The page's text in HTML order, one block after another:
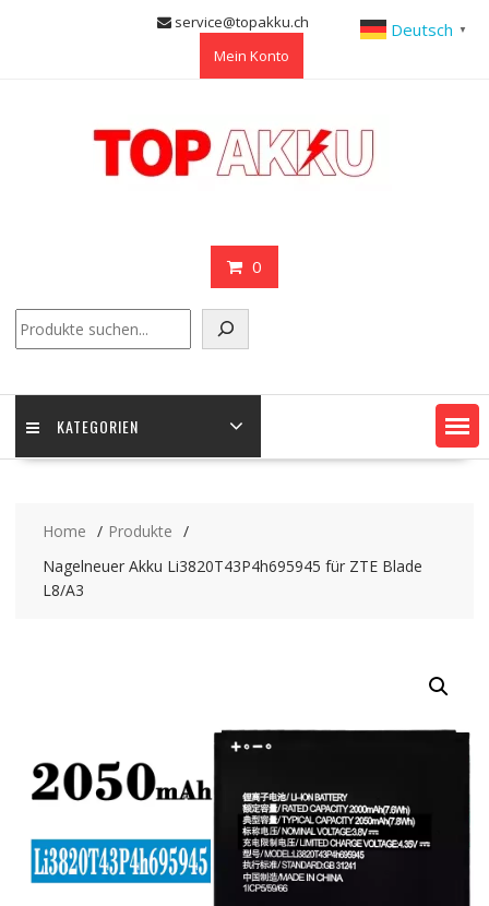
service@topakku.ch
Mein Konto
0
KATEGORIEN
Home
Produkte
Nagelneuer Akku Li3820T43P4h695945 für ZTE Blade
L8/A3
Deutsch ▼